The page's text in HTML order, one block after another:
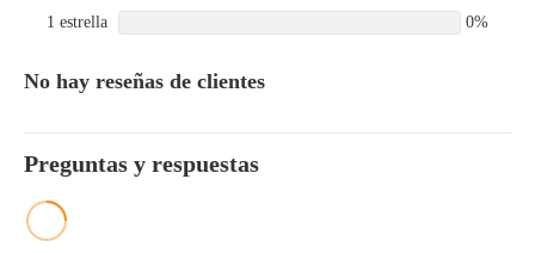
1 estrella 0%
No hay reseñas de clientes
Preguntas y respuestas